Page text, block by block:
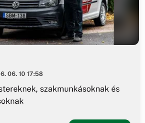
06. 10 17:58
szakmunkásoknak és